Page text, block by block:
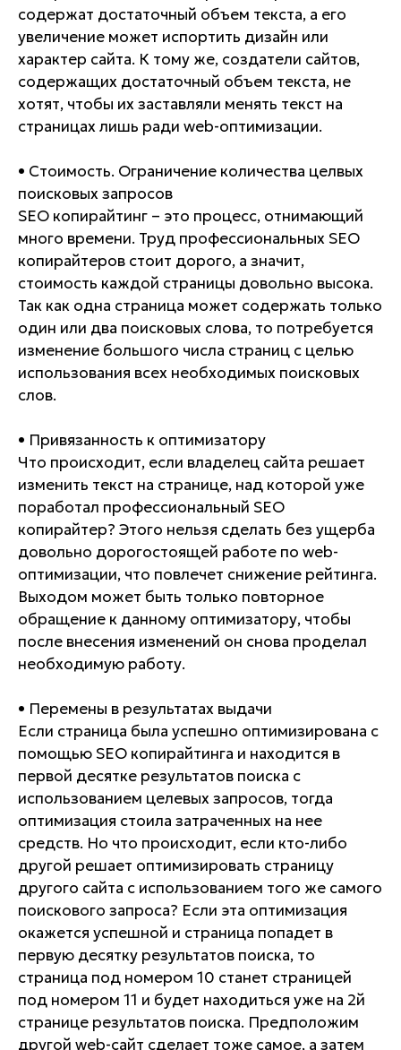
содержат достаточный объем текста, а его
увеличение может испортить дизайн или
характер сайта. К тому же, создатели сайтов,
содержащих достаточный объем текста, не
хотят, чтобы их заставляли менять текст на
страницах лишь ради web-оптимизации.
• Стоимость. Ограничение количества целвых
поисковых запросов
SEO копирайтинг – это процесс, отнимающий
много времени. Труд профессиональных SEO
копирайтеров стоит дорого, а значит,
стоимость каждой страницы довольно высока.
Так как одна страница может содержать только
один или два поисковых слова, то потребуется
изменение большого числа страниц с целью
использования всех необходимых поисковых
слов.
• Привязанность к оптимизатору
Что происходит, если владелец сайта решает
изменить текст на странице, над которой уже
поработал профессиональный SEO
копирайтер? Этого нельзя сделать без ущерба
довольно дорогостоящей работе по web-
оптимизации, что повлечет снижение рейтинга.
Выходом может быть только повторное
обращение к данному оптимизатору, чтобы
после внесения изменений он снова проделал
необходимую работу.
• Перемены в результатах выдачи
Если страница была успешно оптимизирована с
помощью SEO копирайтинга и находится в
первой десятке результатов поиска с
использованием целевых запросов, тогда
оптимизация стоила затраченных на нее
средств. Но что происходит, если кто-либо
другой решает оптимизировать страницу
другого сайта с использованием того же самого
поискового запроса? Если эта оптимизация
окажется успешной и страница попадет в
первую десятку результатов поиска, то
страница под номером 10 станет страницей
под номером 11 и будет находиться уже на 2й
странице результатов поиска. Предположим
другой web-сайт сделает тоже самое, а затем